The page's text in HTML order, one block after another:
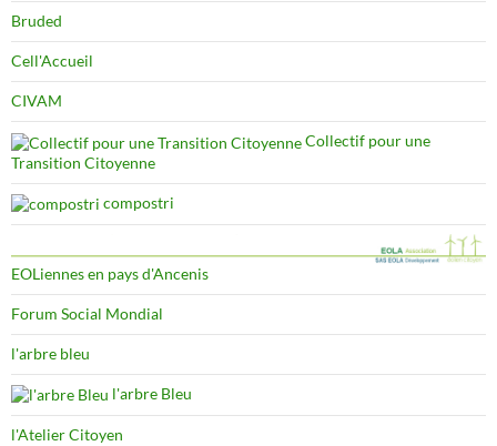
Bruded
Cell'Accueil
CIVAM
Collectif pour une
Transition Citoyenne
compostri
EOLiennes en pays d'Ancenis
Forum Social Mondial
l'arbre bleu
l'arbre Bleu
l'Atelier Citoyen